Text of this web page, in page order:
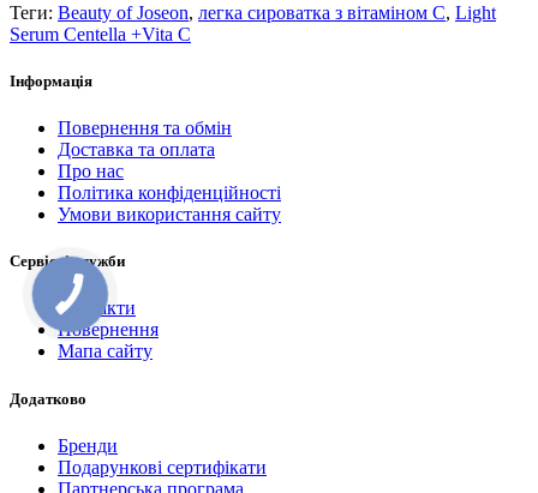
Теги: Beauty of Joseon, легка сироватка з вітаміном С, Light
Serum Centella +Vita C
Інформація
Повернення та обмін
Доставка та оплата
Про нас
Політика конфіденційності
Умови використання сайту
Сервісні служби
Контакти
Повернення
Мапа сайту
Додатково
Бренди
Подарункові сертифікати
Партнерська програма